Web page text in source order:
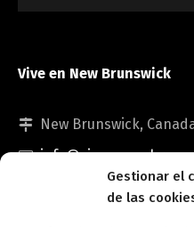
Gestionar el
de las
Vive en New Brunswick
New Brunswick,